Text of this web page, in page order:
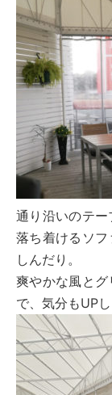
通り沿いのテ
落ち着けるソ
しんだり。
爽やかな風と
で、気分もUPし